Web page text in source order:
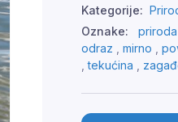
Kategorije:
Oznake:
priroda
odraz , mirno ,
,tekućina ,